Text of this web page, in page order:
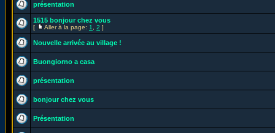
présentation
1515 bonjour chez vous
[ Aller à la page: 1 2 ]
Nouvelle arrivée au village !
Buongiorno a casa
présentation
bonjour chez vous
Présentation